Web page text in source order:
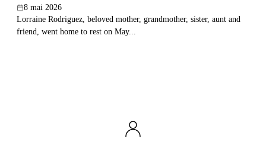
8 mai 2026
Lorraine Rodriguez, beloved mother, grandmother, sister, aunt and
friend, went home to rest on May...